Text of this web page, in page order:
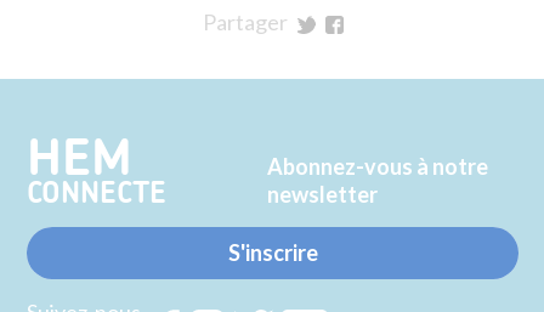
Partager
Twitter
Facebook
HEM
CONNECTE
Abonnez-vous à notre
newsletter
S'inscrire